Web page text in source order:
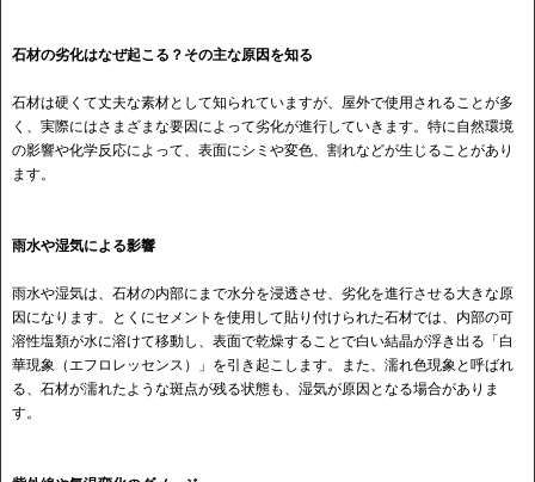
石材の劣化はなぜ起こる？その主な原因を知る
石材は硬くて丈夫な素材として知られていますが、屋外で使用されることが多
く、実際にはさまざまな要因によって劣化が進行していきます。特に自然環境
の影響や化学反応によって、表面にシミや変色、割れなどが生じることがあり
ます。
雨水や湿気による影響
雨水や湿気は、石材の内部にまで水分を浸透させ、劣化を進行させる大きな原
因になります。とくにセメントを使用して貼り付けられた石材では、内部の可
溶性塩類が水に溶けて移動し、表面で乾燥することで白い結晶が浮き出る「白
華現象（エフロレッセンス）」を引き起こします。また、濡れ色現象と呼ばれ
る、石材が濡れたような斑点が残る状態も、湿気が原因となる場合がありま
す。